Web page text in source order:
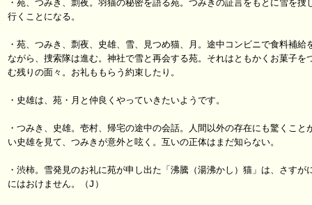
・苑、つみき、剽夜。羽猫の秘密を語る苑。つみきの証言をもとに雪を捜
行くことになる。
・苑、つみき、剽夜、史雄、雪、見つめ猫、月。途中コンビニで食料補給
ながら、捜索隊は進む。神社で雪と再会する苑。それはともかくお菓子を
む残りの面々。お礼ももらう約束したり。
・史雄は、苑・月と仲良くやっていきたいようです。
・つみき、史雄。壱村、帰宅の途中の会話。人間以外の存在にも驚くこと
い史雄を見て、つみきが意外と呟く。互いの正体はまだ知らない。
・渋柿。雪発見のお礼に苑が申し出た「沸騰（湯沸かし）猫」は、さすが
にはおけません。（J）